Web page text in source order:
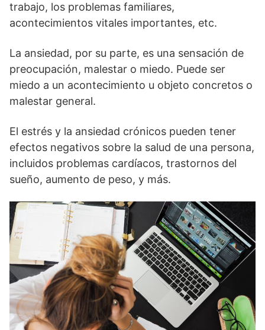
trabajo, los problemas familiares,
acontecimientos vitales importantes, etc.
La ansiedad, por su parte, es una sensación de
preocupación, malestar o miedo. Puede ser
miedo a un acontecimiento u objeto concretos o
malestar general.
El estrés y la ansiedad crónicos pueden tener
efectos negativos sobre la salud de una persona,
incluidos problemas cardíacos, trastornos del
sueño, aumento de peso, y más.